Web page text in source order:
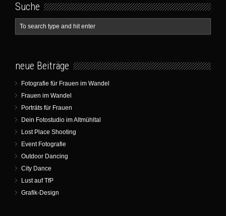
Suche
neue Beiträge
Fotografie für Frauen im Wandel
Frauen im Wandel
Porträts für Frauen
Dein Fotostudio im Altmühltal
Lost Place Shooting
Event Fotografie
Outdoor Dancing
City Dance
Lust auf TfP
Grafik-Design